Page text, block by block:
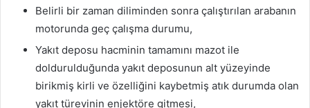
Belirli bir zaman diliminden sonra çalıştırılan arabanın
motorunda geç çalışma durumu,
Yakıt deposu hacminin tamamını mazot ile
doldurulduğunda yakıt deposunun alt yüzeyinde
birikmiş kirli ve özelliğini kaybetmiş atık durumda olan
yakıt türevinin enjektöre gitmesi,